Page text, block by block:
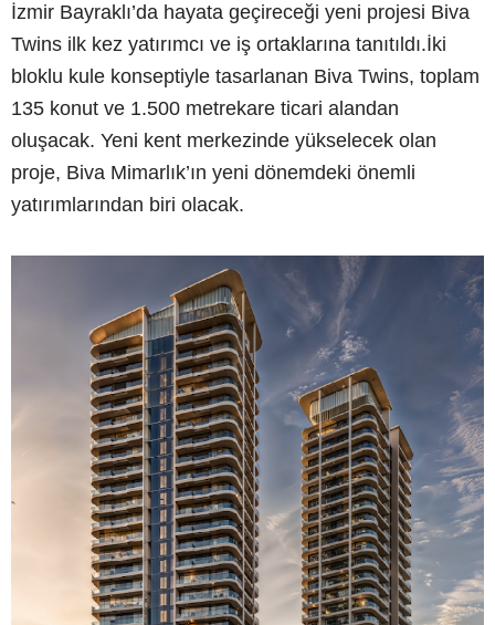
İzmir Bayraklı’da hayata geçireceği yeni projesi Biva
Twins ilk kez yatırımcı ve iş ortaklarına tanıtıldı.İki
bloklu kule konseptiyle tasarlanan Biva Twins, toplam
135 konut ve 1.500 metrekare ticari alandan
oluşacak. Yeni kent merkezinde yükselecek olan
proje, Biva Mimarlık’ın yeni dönemdeki önemli
yatırımlarından biri olacak.